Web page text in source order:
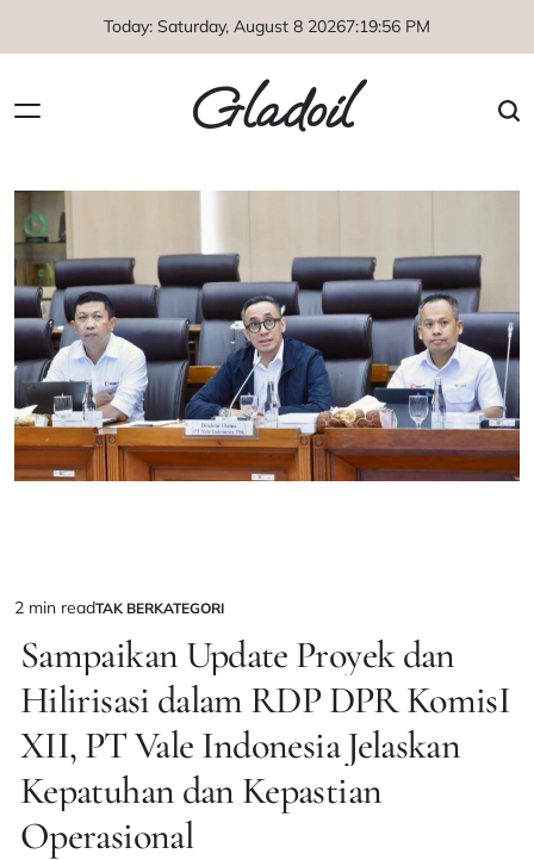
Today: Saturday, August 8 20267:19:57 PM
Gladoil
Estimated
read
time
2 min readPOSTED
TAK BERKATEGORI
Sampaikan Update Proyek dan
Hilirisasi dalam RDP DPR KomisI
XII, PT Vale Indonesia Jelaskan
Kepatuhan dan Kepastian
Operasional